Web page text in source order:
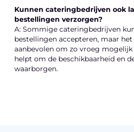
Kunnen cateringbedrijven ook
bestellingen verzorgen?
A: Sommige cateringbedrijven
bestellingen accepteren, maar
aanbevolen om zo vroeg
helpt om de beschikbaarheid en
waarborgen.